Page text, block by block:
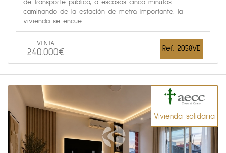
de transporte público, a escasos cinco minutos
caminando de la estación de metro. Importante: la
vivienda se encue...
VENTA
240.000€ Ref. 2058VE
Vivienda solidaria